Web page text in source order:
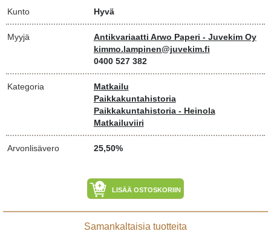
Kunto Hyvä
Myyjä
Antikvariaatti Arwo Paperi - Juvekim Oy
kimmo.lampinen@juvekim.fi
0400 527 382
Kategoria
Matkailu
Paikkakuntahistoria
Paikkakuntahistoria - Heinola
Matkailuviiri
Arvonlisävero 25,50%
LISÄÄ OSTOSKORIIN
Samankaltaisia tuotteita